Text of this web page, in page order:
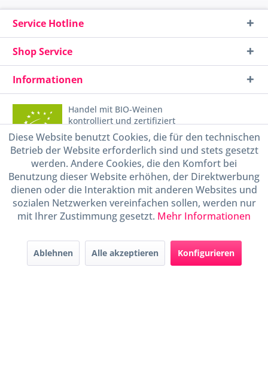
Service Hotline
Shop Service
Informationen
Handel mit BIO-Weinen
kontrolliert und zertifiziert
durch DE-ÖKO-009
Widerruf erklären
Diese Website benutzt Cookies, die für den technischen
Betrieb der Website erforderlich sind und stets gesetzt
werden. Andere Cookies, die den Komfort bei
Benutzung dieser Website erhöhen, der Direktwerbung
dienen oder die Interaktion mit anderen Websites und
sozialen Netzwerken vereinfachen sollen, werden nur
mit Ihrer Zustimmung gesetzt. Mehr Informationen
Ablehnen Alle akzeptieren Konfigurieren